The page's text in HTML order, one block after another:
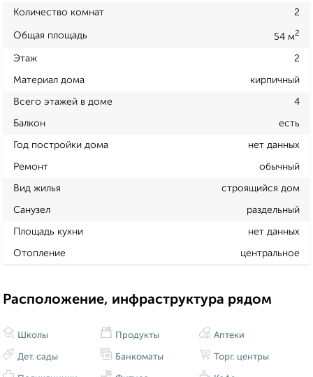
Количество комнат 2
Общая площадь 54 м2
Этаж 2
Материал дома кирпичный
Всего этажей в доме 4
Балкон есть
Год постройки дома нет данных
Ремонт обычный
Вид жилья строящийся дом
Санузел раздельный
Площадь кухни нет данных
Отопление центральное
Расположение, инфраструктура рядом
Школы
Дет. сады
Продукты
Банкоматы
Аптеки
Торг. центры